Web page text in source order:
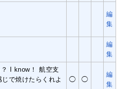
編
集
編
集
I know！ 航空支
で焼けたらくれよ
◯ ◯
編
集